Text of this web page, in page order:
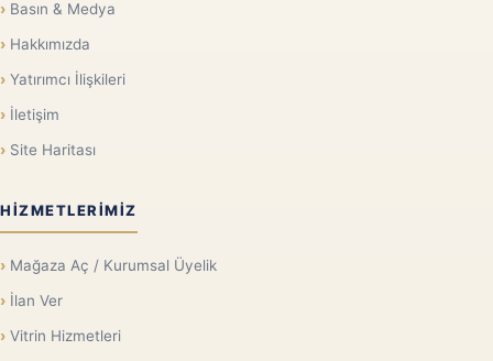
Basın & Medya
Hakkımızda
Yatırımcı İlişkileri
İletişim
Site Haritası
HIZMETLERIMIZ
Mağaza Aç / Kurumsal Üyelik
İlan Ver
Vitrin Hizmetleri